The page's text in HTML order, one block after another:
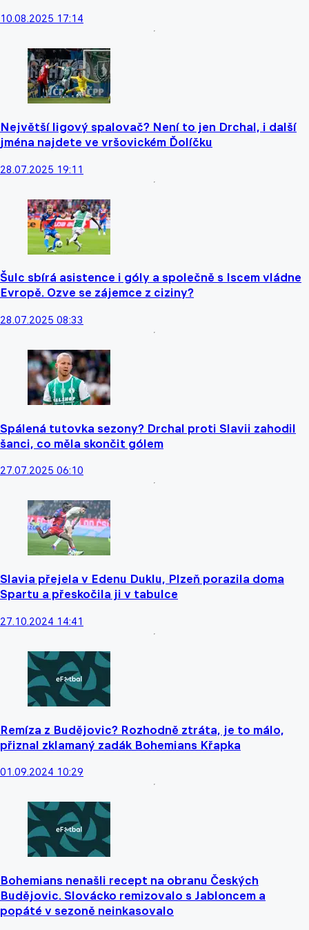
10.08.2025 17:14
Největší ligový spalovač? Není to jen Drchal, i další
jména najdete ve vršovickém Ďolíčku
28.07.2025 19:11
Šulc sbírá asistence i góly a společně s Iscem vládne
Evropě. Ozve se zájemce z ciziny?
28.07.2025 08:33
Spálená tutovka sezony? Drchal proti Slavii zahodil
šanci, co měla skončit gólem
27.07.2025 06:10
Slavia přejela v Edenu Duklu, Plzeň porazila doma
Spartu a přeskočila ji v tabulce
27.10.2024 14:41
Remíza z Budějovic? Rozhodně ztráta, je to málo,
přiznal zklamaný zadák Bohemians Křapka
01.09.2024 10:29
Bohemians nenašli recept na obranu Českých
Budějovic. Slovácko remizovalo s Jabloncem a
popáté v sezoně neinkasovalo